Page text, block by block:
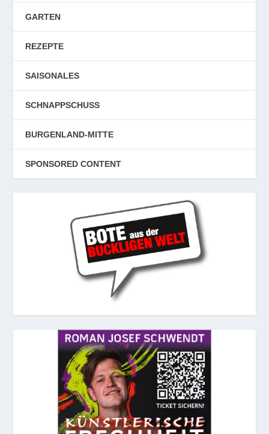
GARTEN
REZEPTE
SAISONALES
SCHNAPPSCHUSS
BURGENLAND-MITTE
SPONSORED CONTENT